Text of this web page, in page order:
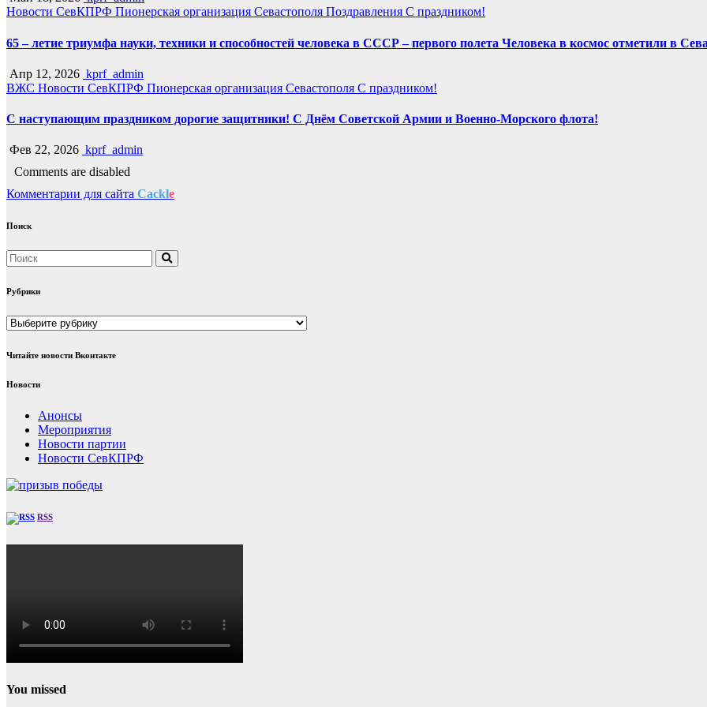
Новости СевКПРФ Пионерская организация Севастополя Поздравления С праздником!
65 – летие триумфа науки, техники и способностей человека в СССР – первого полета Человека в космос отметили в
Апр 12, 2026 kprf_admin
ВЖС Новости СевКПРФ Пионерская организация Севастополя С праздником!
С наступающим праздником дорогие защитники! С Днём Советской Армии и Военно-Морского флота!
Фев 22, 2026 kprf_admin
Comments are disabled
Комментарии для сайта Cackle
Поиск
Рубрики
Рубрики
Читайте новости Вконтакте
Новости
Анонсы
Мероприятия
Новости партии
Новости СевКПРФ
RSS
You missed